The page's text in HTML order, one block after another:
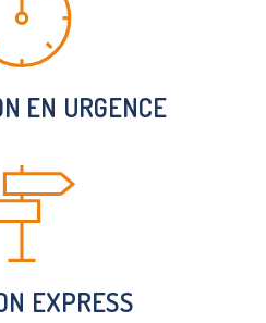
EN URGENCE
EXPRESS